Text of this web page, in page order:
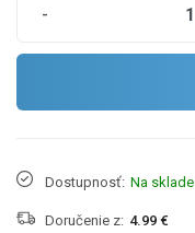
-
Dostupnosť: Na sklade
Doručenie z: 4.99 €